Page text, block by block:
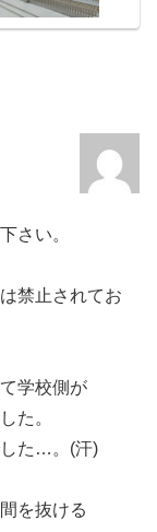
さい。
禁止されてお
学校側が
た。
した…。(汗)
を抜ける